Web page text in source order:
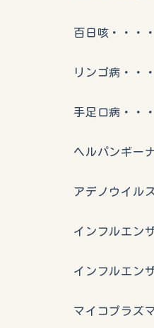
百日咳・・・・・
リンゴ病・・・・
手足口病・・・・
ヘルパンギーナ・
アデノウイルス感
インフルエンザＡ
インフルエンザＢ
マイコプラズマ感